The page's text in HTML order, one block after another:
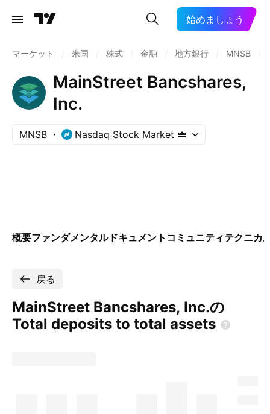
始めましょう
マーケット 米国 株式 金融 地方銀行 MNSB
MainStreet Bancshares,
Inc.
MNSB Nasdaq Stock Market
概要ファンダメンタルドキュメント コミュニティテクニカ
戻る
MainStreet Bancshares, Inc.の
Total deposits to total assets